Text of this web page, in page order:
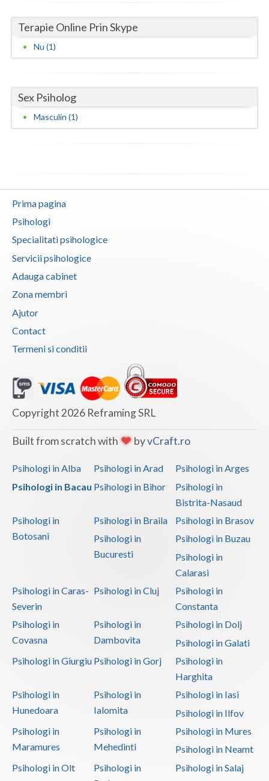
Vrancea
Terapie Online Prin Skype
Nu (1)
Sex Psiholog
Masculin (1)
Prima pagina
Psihologi
Specialitati psihologice
Servicii psihologice
Adauga cabinet
Zona membri
Ajutor
Contact
Termeni si conditii
Copyright 2026 Reframing SRL
Built from scratch with byvCraft.ro
Psihologi in Alba Psihologi in Arad
Psihologi in Arges
Psihologi in Bacau Psihologi in Bihor
Psihologi in
Bistrita-Nasaud
Psihologi in
Botosani
Psihologi in Braila
Psihologi in Brasov
Psihologi in
Bucuresti
Psihologi in Buzau
Psihologi in
Calarasi
Psihologi in Caras-
Severin
Psihologi in Cluj
Psihologi in
Constanta
Psihologi in
Covasna
Psihologi in
Dambovita
Psihologi in Dolj
Psihologi in Galati
Psihologi in Giurgiu Psihologi in Gorj
Psihologi in
Harghita
Psihologi in
Hunedoara
Psihologi in
Ialomita
Psihologi in Iasi
Psihologi in Ilfov
Psihologi in
Maramures
Psihologi in
Mehedinti
Psihologi in Mures
Psihologi in Neamt
Psihologi in Olt
Psihologi in
Psihologi in Salaj